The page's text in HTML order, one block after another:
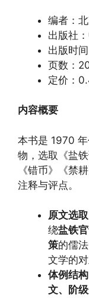
编者：
出版社
出版时
页数：
定价：
内容概要
本书是 1970 年
物，选取《盐
《错币》《禁
注释与评点。
原文选取
绕盐铁
策的儒
文学的对
体例结构
文、阶